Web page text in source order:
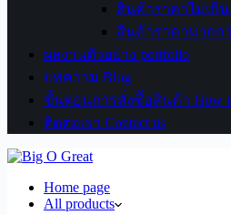
สินค้าราคาไม่เกิน
สินค้าราคามากก
ผลงานตัวอย่าง portfolio
บทความ Blog
ขั้นตอนการสั่งซื้อสินค้า How
ติดต่อเรา Contact us
Home page
All products